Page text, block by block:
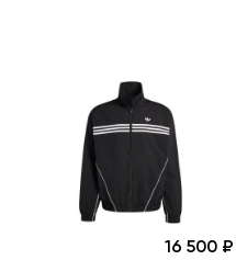
16 500